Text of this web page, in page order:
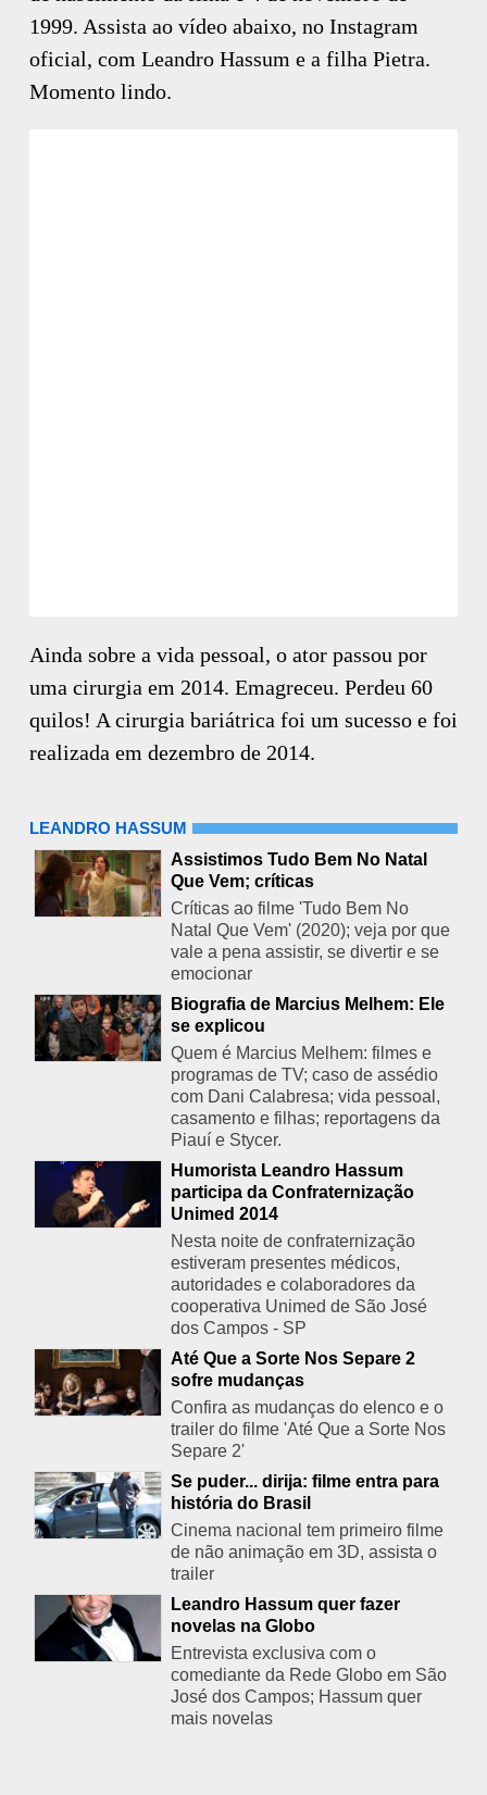
1999. Assista ao vídeo abaixo, no Instagram
oficial, com Leandro Hassum e a filha Pietra.
Momento lindo.
Ainda sobre a vida pessoal, o ator passou por
uma cirurgia em 2014. Emagreceu. Perdeu 60
quilos! A cirurgia bariátrica foi um sucesso e foi
realizada em dezembro de 2014.
LEANDRO HASSUM
Assistimos Tudo Bem No Natal
Que Vem; críticas
Críticas ao filme 'Tudo Bem No
Natal Que Vem' (2020); veja por que
vale a pena assistir, se divertir e se
emocionar
Biografia de Marcius Melhem: Ele
se explicou
Quem é Marcius Melhem: filmes e
programas de TV; caso de assédio
com Dani Calabresa; vida pessoal,
casamento e filhas; reportagens da
Piauí e Stycer.
Humorista Leandro Hassum
participa da Confraternização
Unimed 2014
Nesta noite de confraternização
estiveram presentes médicos,
autoridades e colaboradores da
cooperativa Unimed de São José
dos Campos - SP
Até Que a Sorte Nos Separe 2
sofre mudanças
Confira as mudanças do elenco e o
trailer do filme 'Até Que a Sorte Nos
Separe 2'
Se puder... dirija: filme entra para
história do Brasil
Cinema nacional tem primeiro filme
de não animação em 3D, assista o
trailer
Leandro Hassum quer fazer
novelas na Globo
Entrevista exclusiva com o
comediante da Rede Globo em São
José dos Campos; Hassum quer
mais novelas